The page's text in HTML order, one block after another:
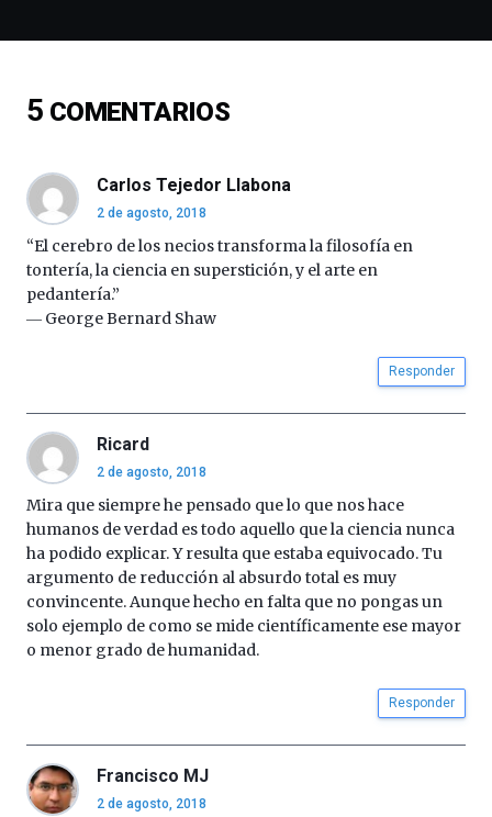
de
16
4
de
octubre.
organizada
5 COMENTARIOS
Carlos Tejedor Llabona
2 de agosto, 2018
“El cerebro de los necios transforma la filosofía en
tontería, la ciencia en superstición, y el arte en
pedantería.”
― George Bernard Shaw
Responder
Ricard
2 de agosto, 2018
Mira que siempre he pensado que lo que nos hace
humanos de verdad es todo aquello que la ciencia nunca
ha podido explicar. Y resulta que estaba equivocado. Tu
argumento de reducción al absurdo total es muy
convincente. Aunque hecho en falta que no pongas un
solo ejemplo de como se mide científicamente ese mayor
o menor grado de humanidad.
Responder
Francisco MJ
2 de agosto, 2018